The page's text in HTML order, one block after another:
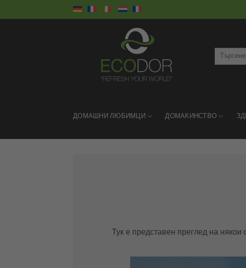
to
Търсене
ДОМАШНИ ЛЮБИМЦИ ДОМАКИНСТВО
Тук е представен преглед на